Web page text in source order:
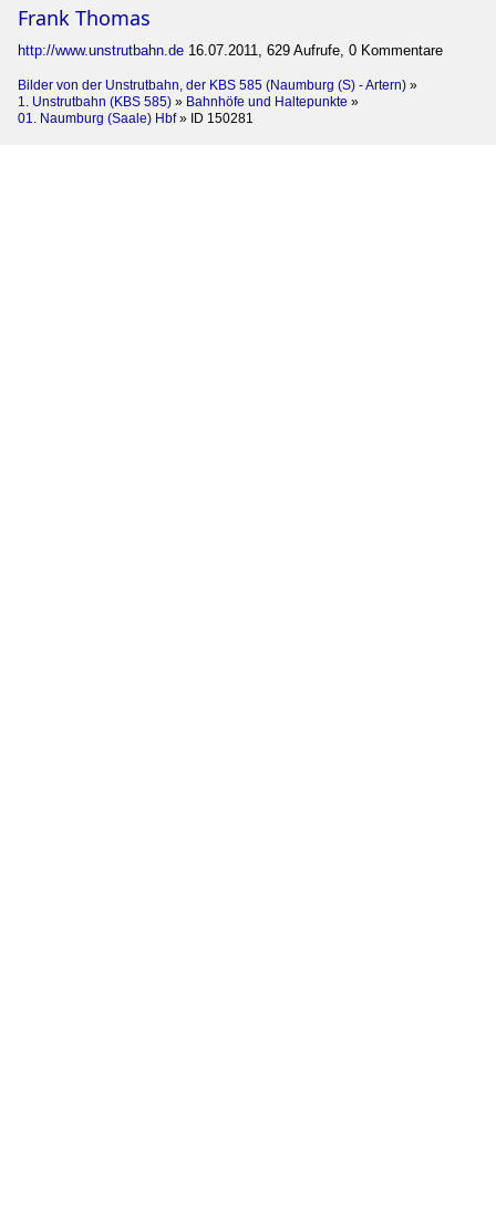
Frank Thomas
http://www.unstrutbahn.de 16.07.2011, 629 Aufrufe, 0 Kommentare
Bilder von der Unstrutbahn, der KBS 585 (Naumburg (S) - Artern) »
1. Unstrutbahn (KBS 585) » Bahnhöfe und Haltepunkte »
01. Naumburg (Saale) Hbf» ID 150281